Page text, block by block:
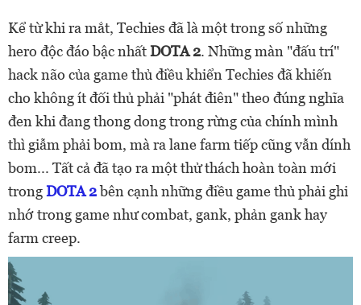
Kể từ khi ra mắt, Techies đã là một trong số những
hero độc đáo bậc nhấtDOTA 2. Những màn "đấu trí"
hack não của game thủ điều khiển Techies đã khiến
cho không ít đối thủ phải "phát điên" theo đúng nghĩa
đen khi đang thong dong trong rừng của chính mình
thì giẫm phải bom, mà ra lane farm tiếp cũng vẫn dính
bom... Tất cả đã tạo ra một thử thách hoàn toàn mới
trongDOTA 2bên cạnh những điều game thủ phải ghi
nhớ trong game như combat, gank, phản gank hay
farm creep.